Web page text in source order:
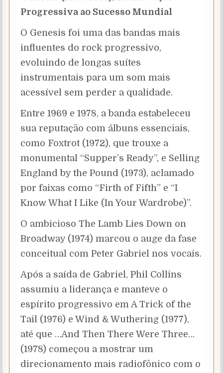
Progressiva ao Sucesso Mundial
O Genesis foi uma das bandas mais
influentes do rock progressivo,
evoluindo de longas suítes
instrumentais para um som mais
acessível sem perder a qualidade.
Entre 1969 e 1978, a banda estabeleceu
sua reputação com álbuns essenciais,
como Foxtrot (1972), que trouxe a
monumental “Supper’s Ready”, e Selling
England by the Pound (1973), aclamado
por faixas como “Firth of Fifth” e “I
Know What I Like (In Your Wardrobe)”.
O ambicioso The Lamb Lies Down on
Broadway (1974) marcou o auge da fase
conceitual com Peter Gabriel nos vocais.
Após a saída de Gabriel, Phil Collins
assumiu a liderança e manteve o
espírito progressivo em A Trick of the
Tail (1976) e Wind & Wuthering (1977),
até que …And Then There Were Three…
(1978) começou a mostrar um
direcionamento mais radiofônico com o